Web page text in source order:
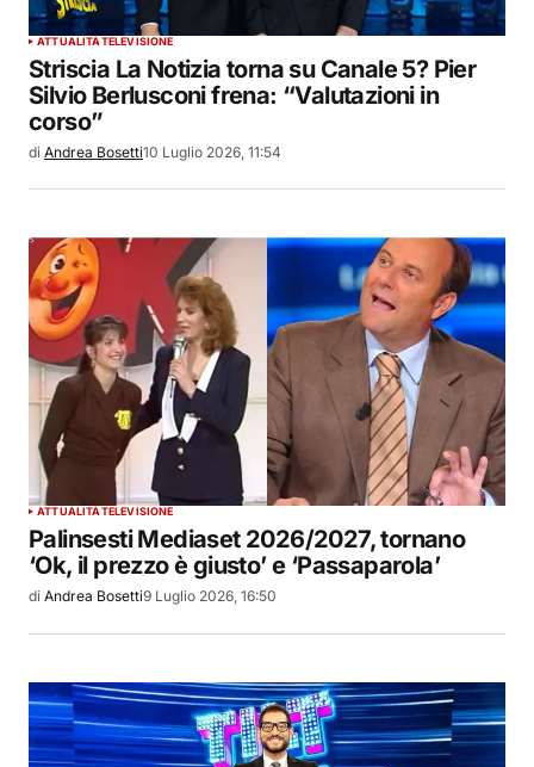
ATTUALITÀTELEVISIONE
Striscia La Notizia torna su Canale 5? Pier
Silvio Berlusconi frena: “Valutazioni in
corso”
di Andrea Bosetti10 Luglio 2026, 11:54
ATTUALITÀTELEVISIONE
Palinsesti Mediaset 2026/2027, tornano
‘Ok, il prezzo è giusto’ e ‘Passaparola’
di Andrea Bosetti9 Luglio 2026, 16:50